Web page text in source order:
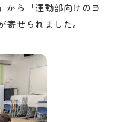
から「運動部向けのヨ
せられました。